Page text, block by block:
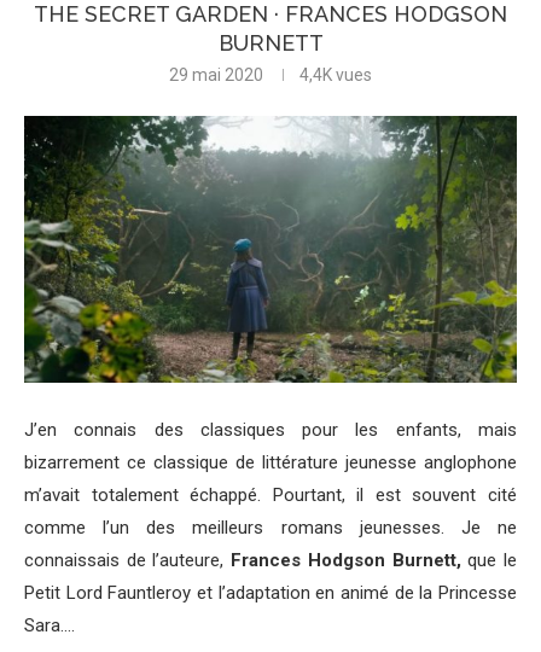
THE SECRET GARDEN · FRANCES HODGSON
BURNETT
29 mai 2020 4,4Kvues
J’en connais des classiques pour les enfants, mais
bizarrement ce classique de littérature jeunesse anglophone
m’avait totalement échappé. Pourtant, il est souvent cité
comme l’un des meilleurs romans jeunesses. Je ne
connaissais de l’auteure, Frances Hodgson Burnett, que le
Petit Lord Fauntleroy et l’adaptation en animé de la Princesse
Sara….